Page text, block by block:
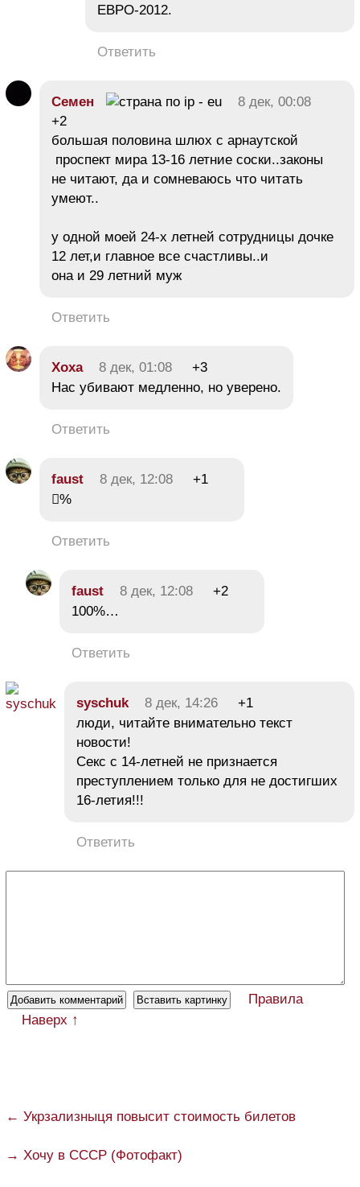
ЕВРО-2012.
Ответить
Семен
8 дек, 00:08
+2
большая половина шлюх с арнаутской
проспект мира 13-16 летние соски..законы
не читают, да и сомневаюсь что читать
умеют..
у одной моей 24-х летней сотрудницы дочке
12 лет,и главное все счастливы..и
она и 29 летний муж
Ответить
Хоха 8 дек, 01:08
+3
Нас убивают медленно, но уверено.
Ответить
faust 8 дек, 12:08
+1
𠟬%
Ответить
faust 8 дек, 12:08
+2
100%…
Ответить
syschuk 8 дек, 14:26
+1
люди, читайте внимательно текст
новости!
Секс с 14-летней не признается
преступлением только для не достигших
16-летия!!!
Ответить
Правила
Наверх ↑
← Укрзализныця повысит стоимость билетов
→ Хочу в СССР (Фотофакт)